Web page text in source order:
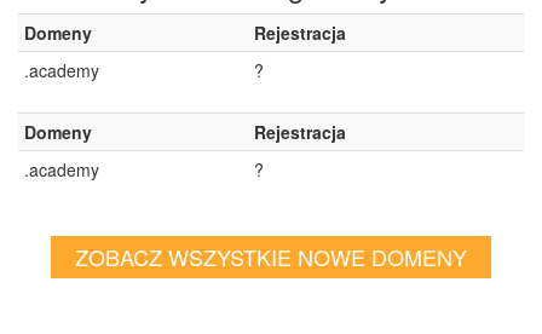
Domeny
Rejestracja
.academy
?
Domeny
Rejestracja
.academy
?
ZOBACZ WSZYSTKIE NOWE DOMENY